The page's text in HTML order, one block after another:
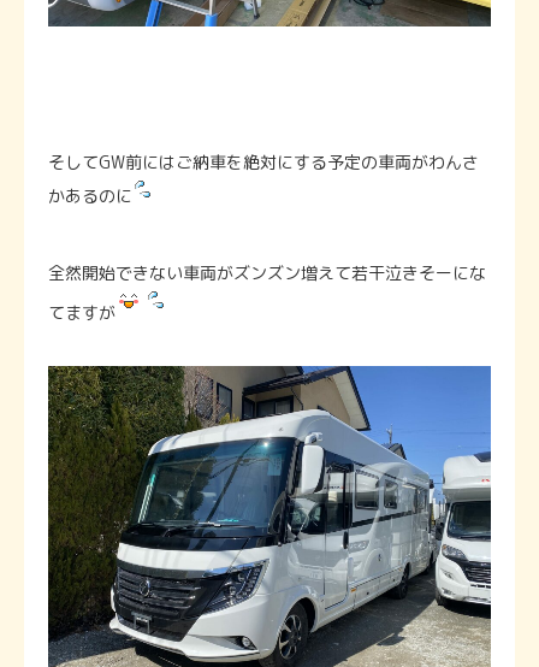
そしてGW前にはご納車を絶対にする予定の車両がわんさ
かあるのに
全然開始できない車両がズンズン増えて若干泣きそーにな
てますが